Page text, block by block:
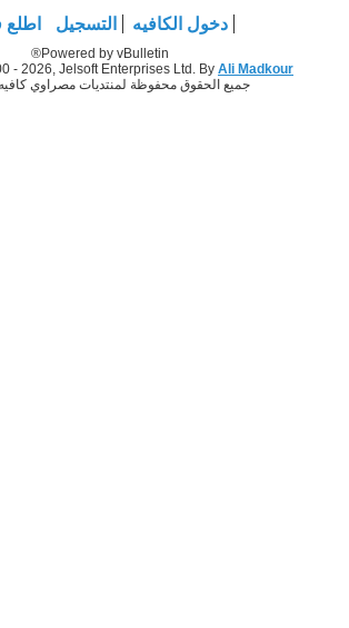
دخول الكافيه التسجيل
Powered by vBulletin®
- 2026, Jelsoft Enterprises Ltd. By Ali Madkour
جميع الحقوق محفوظة لمنتديات مصراوي كافيه 2010 ©